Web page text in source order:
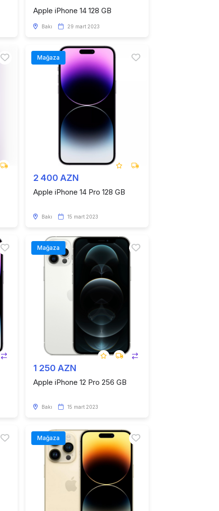
Apple iPhone 14 128 GB
Bakı 29 mart 2023
Mağaza
2 400 AZN
Apple iPhone 14 Pro 128 GB
Bakı 15 mart 2023
Mağaza
1 250 AZN
Apple iPhone 12 Pro 256 GB
Bakı 15 mart 2023
Mağaza